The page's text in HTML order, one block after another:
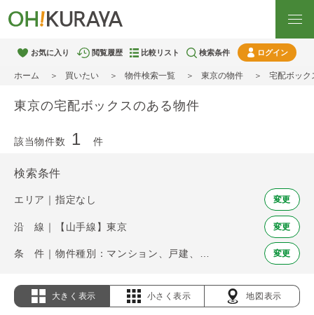
お気に入り 閲覧履歴 比較リスト 検索条件 ログイン
ホーム 買いたい 物件検索一覧 東京の物件 宅配ボック
東京の宅配ボックスのある物件
該当物件数 1 件
検索条件
エリア｜指定なし 変更
沿 線｜【山手線】東京 変更
変更
大きく表示 小さく表示 地図表示